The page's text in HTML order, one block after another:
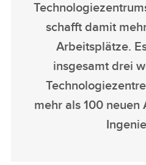
schafft damit
Arbeitsplätze.
insgesamt drei
mehr als 100